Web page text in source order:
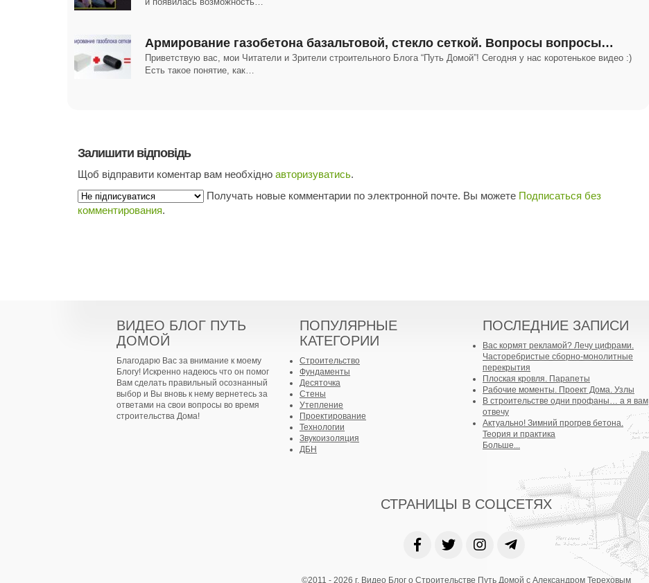
Армирование газобетона базальтовой, стекло сеткой. Вопросы вопросы…
Приветствую вас, мои Читатели и Зрители строительного Блога “Путь Домой”! Сегодня у нас коротенькое видео :)
Есть такое понятие, как…
Залишити відповідь
Щоб відправити коментар вам необхідно авторизуватись.
Получать новые комментарии по электронной почте. Вы можете Подписаться без
комментирования.
ВИДЕО БЛОГ ПУТЬ
ДОМОЙ
Благодарю Вас за внимание к моему
Блогу! Искренно надеюсь что он помог
Вам сделать правильный осознанный
выбор и Вы вновь к нему вернетесь за
ответами на свои вопросы во время
строительства Дома!
ПОПУЛЯРНЫЕ
КАТЕГОРИИ
Строительство
Фундаменты
Десяточка
Стены
Утепление
Проектирование
Технологии
Звукоизоляция
ДБН
ПОСЛЕДНИЕ ЗАПИСИ
Вас кормят рекламой? Лечу цифрами.
Часторебристые сборно-монолитные
перекрытия
Плоская кровля. Парапеты
Рабочие моменты. Проект Дома. Узлы
В строительстве одни профаны… а я вам
отвечу
Актуально! Зимний прогрев бетона.
Теория и практика
Больше...
СТРАНИЦЫ В СОЦСЕТЯХ
©2011 - 2026 г. Видео Блог о Строительстве Путь Домой с Александром Тереховым